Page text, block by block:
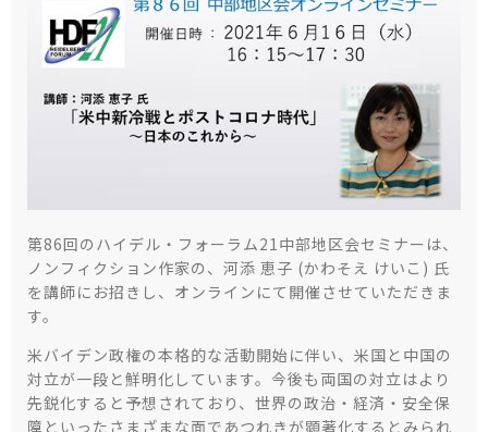
第86回のハイデル・フォーラム21中部地区会セミナーは、
ノンフィクション作家の、河添 恵子 (かわそえ けいこ) 氏
を講師にお招きし、オンラインにて開催させていただきま
す。
米バイデン政権の本格的な活動開始に伴い、米国と中国の
対立が一段と鮮明化しています。今後も両国の対立はより
先鋭化すると予想されており、世界の政治・経済・安全保
障といったさまざまな面であつれきが顕著化するとみられ